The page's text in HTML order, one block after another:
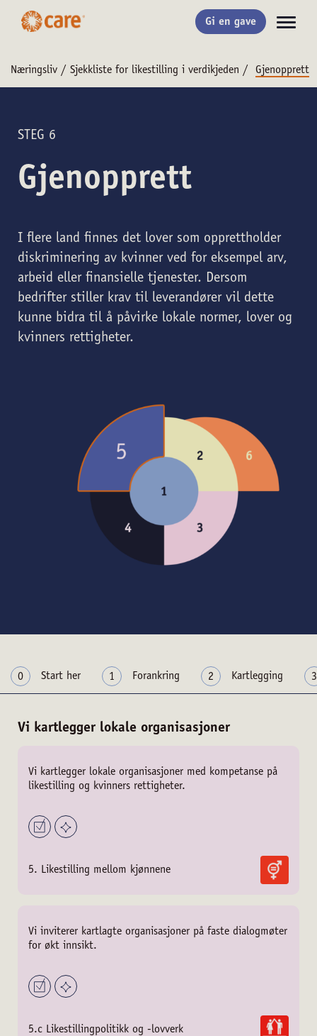
Gi en gave
Næringsliv / Sjekkliste for likestilling i verdikjeden / Gjenopprett
STEG 6
Gjenopprett
I flere land finnes det lover som opprettholder
diskriminering av kvinner ved for eksempel arv,
arbeid eller finansielle tjenester. Dersom
bedrifter stiller krav til leverandører vil dette
kunne bidra til å påvirke lokale normer, lover og
kvinners rettigheter.
0 Start her 1 Forankring 2 Kartlegging 3
Vi kartlegger lokale organisasjoner
Vi kartlegger lokale organisasjoner med kompetanse på
likestilling og kvinners rettigheter.
5. Likestilling mellom kjønnene
Vi inviterer kartlagte organisasjoner på faste dialogmøter
for økt innsikt.
5.c Likestillingpolitikk og -lovverk